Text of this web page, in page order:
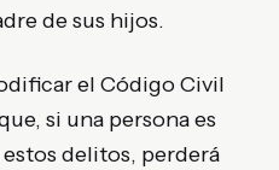
de sus hijos.
el Código Civil
si una persona es
delitos, perderá